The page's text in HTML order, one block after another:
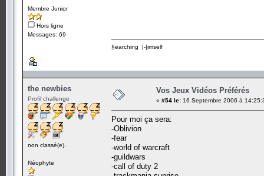
Membre Junior
Hors ligne
Messages: 69
§earching |-|imself
the newbies
Profil challenge
non classé(e).
Néophyte
Vos Jeux Vidéos Préférés
« #54 le: 16 Septembre 2006 à
Pour moi ça sera:
-Oblivion
-fear
-world of warcraft
-guildwars
-call of duty 2